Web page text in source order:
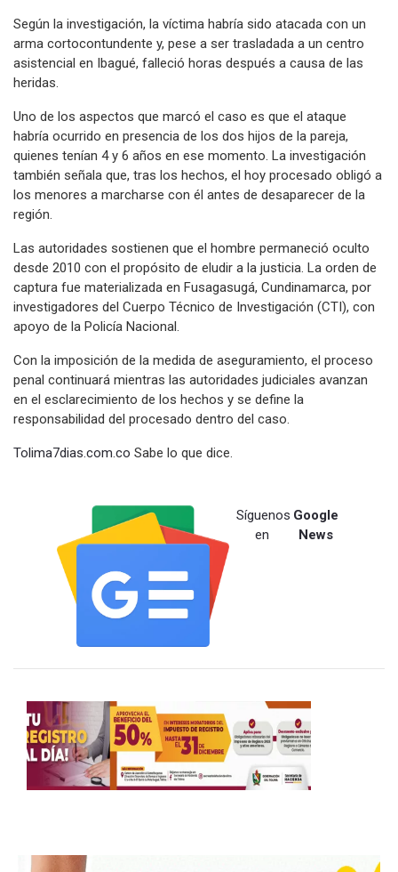
Según la investigación, la víctima habría sido atacada con un
arma cortocontundente y, pese a ser trasladada a un centro
asistencial en Ibagué, falleció horas después a causa de las
heridas.
Uno de los aspectos que marcó el caso es que el ataque
habría ocurrido en presencia de los dos hijos de la pareja,
quienes tenían 4 y 6 años en ese momento. La investigación
también señala que, tras los hechos, el hoy procesado obligó a
los menores a marcharse con él antes de desaparecer de la
región.
Las autoridades sostienen que el hombre permaneció oculto
desde 2010 con el propósito de eludir a la justicia. La orden de
captura fue materializada en Fusagasugá, Cundinamarca, por
investigadores del Cuerpo Técnico de Investigación (CTI), con
apoyo de la Policía Nacional.
Con la imposición de la medida de aseguramiento, el proceso
penal continuará mientras las autoridades judiciales avanzan
en el esclarecimiento de los hechos y se define la
responsabilidad del procesado dentro del caso.
Tolima7dias.com.co Sabe lo que dice.
Síguenos
en
Google
News